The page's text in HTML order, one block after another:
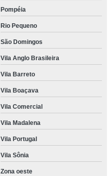
Pompéia
Rio Pequeno
São Domingos
Vila Anglo Brasileira
Vila Barreto
Vila Boaçava
Vila Comercial
Vila Madalena
Vila Portugal
Vila Sônia
Zona oeste